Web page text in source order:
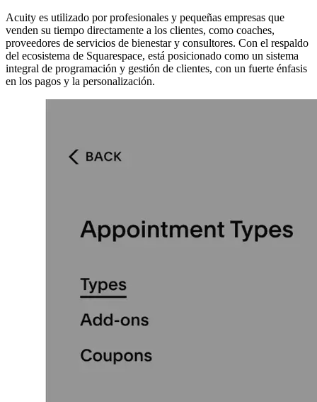
Acuity es utilizado por profesionales y pequeñas empresas que
venden su tiempo directamente a los clientes, como coaches,
proveedores de servicios de bienestar y consultores. Con el respaldo
del ecosistema de Squarespace, está posicionado como un sistema
integral de programación y gestión de clientes, con un fuerte énfasis
en los pagos y la personalización.